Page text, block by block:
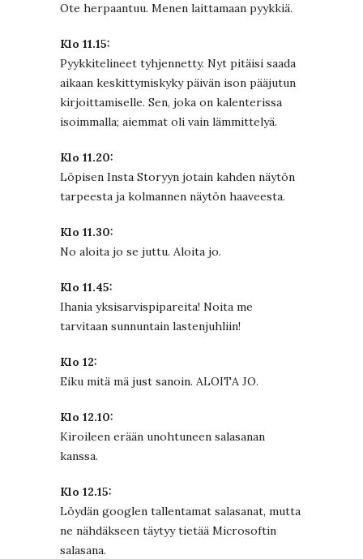
Ote herpaantuu. Menen laittamaan pyykkiä.
Klo 11.15:
Pyykkitelineet tyhjennetty. Nyt pitäisi saada
aikaan keskittymiskyky päivän ison pääjutun
kirjoittamiselle. Sen, joka on kalenterissa
isoimmalla; aiemmat oli vain lämmittelyä.
Klo 11.20:
Löpisen Insta Storyyn jotain kahden näytön
tarpeesta ja kolmannen näytön haaveesta.
Klo 11.30:
No aloita jo se juttu. Aloita jo.
Klo 11.45:
Ihania yksisarvispipareita! Noita me
tarvitaan sunnuntain lastenjuhliin!
Klo 12:
Eiku mitä mä just sanoin. ALOITA JO.
Klo 12.10:
Kiroileen erään unohtuneen salasanan
kanssa.
Klo 12.15:
Löydän googlen tallentamat salasanat, mutta
ne nähdäkseen täytyy tietää Microsoftin
salasana.